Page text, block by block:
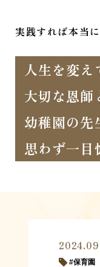
実践すれば本当
人生を変
大切な恩師
幼稚園の先
思わず一目
保育園